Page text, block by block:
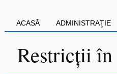
ACASĂ ADMINISTRAŢIE
Restricții în